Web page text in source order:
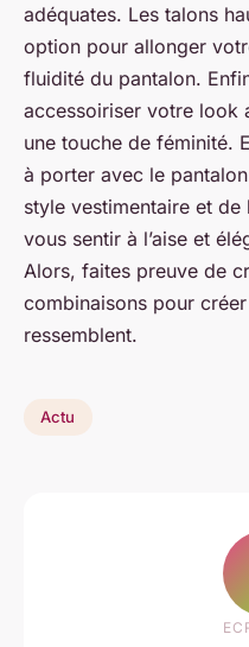
adéquates. Les talons
option pour allonger
fluidité du pantalon.
accessoiriser votre look
une touche de féminité.
à porter avec le
style vestimentaire et de
vous sentir à l’aise et
Alors, faites preuve de
combinaisons pour
ressemblent.
Actu